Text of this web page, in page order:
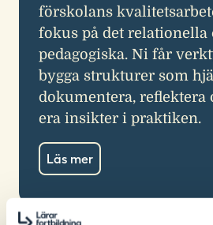
förskolans
fokus på det relationella
pedagogiska. Ni får
bygga strukturer som
dokumentera, reflektera
era insikter i praktiken.
Läs mer